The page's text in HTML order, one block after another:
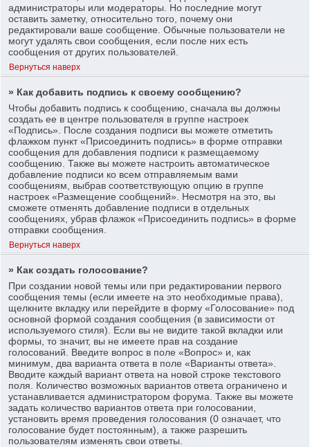
администраторы или модераторы. Но последние могут
оставить заметку, относительно того, почему они
редактировали ваше сообщение. Обычные пользователи не
могут удалять свои сообщения, если после них есть
сообщения от других пользователей.
Вернуться наверх
» Как добавить подпись к своему сообщению?
Чтобы добавить подпись к сообщению, сначала вы должны
создать ее в центре пользователя в группе настроек
«Подпись». После создания подписи вы можете отметить
флажком пункт «Присоединить подпись» в форме отправки
сообщения для добавления подписи к размещаемому
сообщению. Также вы можете настроить автоматическое
добавление подписи ко всем отправляемым вами
сообщениям, выбрав соответствующую опцию в группе
настроек «Размещение сообщений». Несмотря на это, вы
сможете отменять добавление подписи в отдельных
сообщениях, убрав флажок «Присоединить подпись» в форме
отправки сообщения.
Вернуться наверх
» Как создать голосование?
При создании новой темы или при редактировании первого
сообщения темы (если имеете на это необходимые права),
щелкните вкладку или перейдите в форму «Голосование» под
основной формой создания сообщения (в зависимости от
используемого стиля). Если вы не видите такой вкладки или
формы, то значит, вы не имеете прав на создание
голосований. Введите вопрос в поле «Вопрос» и, как
минимум, два варианта ответа в поле «Варианты ответа».
Вводите каждый вариант ответа на новой строке текстового
поля. Количество возможных вариантов ответа ограничено и
устанавливается администратором форума. Также вы можете
задать количество вариантов ответа при голосовании,
установить время проведения голосования (0 означает, что
голосование будет постоянным), а также разрешить
пользователям изменять свои ответы.